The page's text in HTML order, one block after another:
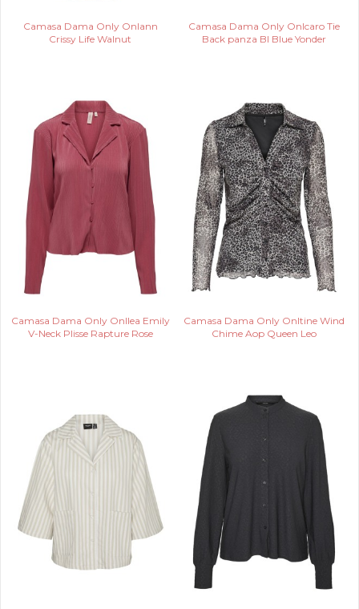
Camasa Dama Only Onlann
Crissy Life Walnut
Camasa Dama Only Onlcaro Tie
Back panza Bl Blue Yonder
Camasa Dama Only Onllea Emily
V-Neck Plisse Rapture Rose
Camasa Dama Only Onltine Wind
Chime Aop Queen Leo